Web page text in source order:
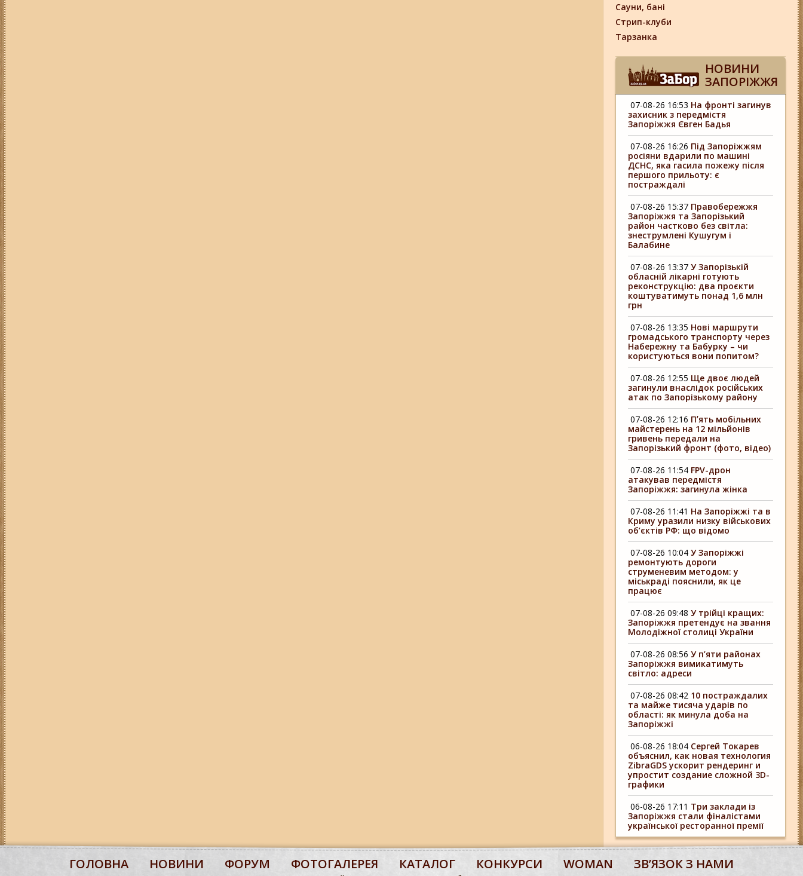
Сауни, бані
Стрип-клуби
Тарзанка
НОВИНИ
ЗАПОРІЖЖЯ
07-08-26 16:53 На фронті загинув
захисник з передмістя
Запоріжжя Євген Бадья
07-08-26 16:26 Під Запоріжжям
росіяни вдарили по машині
ДСНС, яка гасила пожежу після
першого прильоту: є
постраждалі
07-08-26 15:37 Правобережжя
Запоріжжя та Запорізький
район частково без світла:
знеструмлені Кушугум і
Балабине
07-08-26 13:37 У Запорізькій
обласній лікарні готують
реконструкцію: два проєкти
коштуватимуть понад 1,6 млн
грн
07-08-26 13:35 Нові маршрути
громадського транспорту через
Набережну та Бабурку – чи
користуються вони попитом?
07-08-26 12:55 Ще двоє людей
загинули внаслідок російських
атак по Запорізькому району
07-08-26 12:16 Пʼять мобільних
майстерень на 12 мільйонів
гривень передали на
Запорізький фронт (фото, відео)
07-08-26 11:54 FPV-дрон
атакував передмістя
Запоріжжя: загинула жінка
07-08-26 11:41 На Запоріжжі та в
Криму уразили низку військових
об’єктів РФ: що відомо
07-08-26 10:04 У Запоріжжі
ремонтують дороги
струменевим методом: у
міськраді пояснили, як це
працює
07-08-26 09:48 У трійці кращих:
Запоріжжя претендує на звання
Молодіжної столиці України
07-08-26 08:56 У п’яти районах
Запоріжжя вимикатимуть
світло: адреси
07-08-26 08:42 10 постраждалих
та майже тисяча ударів по
області: як минула доба на
Запоріжжі
06-08-26 18:04 Сергей Токарев
объяснил, как новая технология
ZibraGDS ускорит рендеринг и
упростит создание сложной 3D-
графики
06-08-26 17:11 Три заклади із
Запоріжжя стали фіналістами
української ресторанної премії
ГОЛОВНА НОВИНИ ФОРУМ ФОТОГАЛЕРЕЯ КАТАЛОГ КОНКУРСИ WOMAN ЗВʼЯЗОК З НАМИ